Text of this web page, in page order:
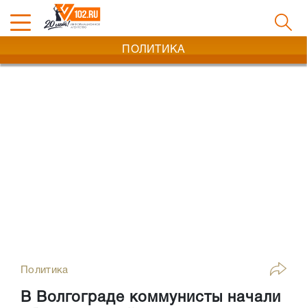
ПОЛИТИКА
Политика
В Волгограде коммунисты начали